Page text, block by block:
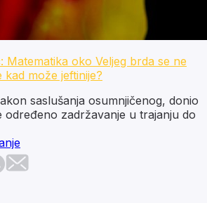
oko Veljeg brda se ne
može jeftinije?
saslušanja osumnjičenog, donio
određeno zadržavanje u trajanju do